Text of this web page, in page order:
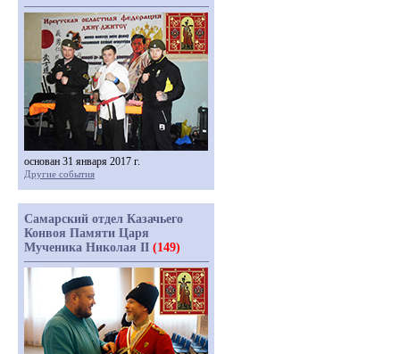
основан 31 января 2017 г.
Другие события
Самарский отдел Казачьего
Конвоя Памяти Царя
Мученика Николая II (149)